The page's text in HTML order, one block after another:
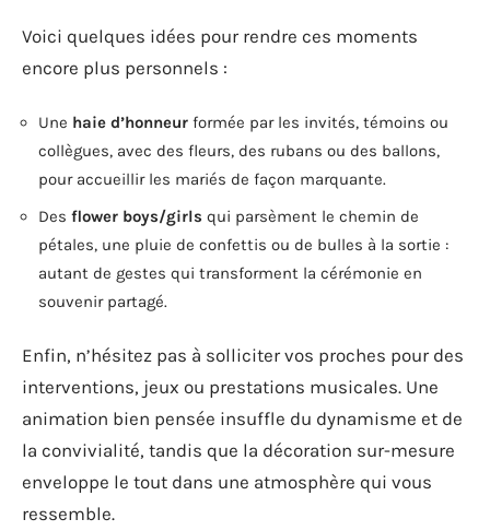
Voici quelques idées pour rendre ces moments
encore plus personnels :
Une haie d’honneur formée par les invités, témoins ou
collègues, avec des fleurs, des rubans ou des ballons,
pour accueillir les mariés de façon marquante.
Des flower boys/girls qui parsèment le chemin de
pétales, une pluie de confettis ou de bulles à la sortie :
autant de gestes qui transforment la cérémonie en
souvenir partagé.
Enfin, n’hésitez pas à solliciter vos proches pour des
interventions, jeux ou prestations musicales. Une
animation bien pensée insuffle du dynamisme et de
la convivialité, tandis que la décoration sur-mesure
enveloppe le tout dans une atmosphère qui vous
ressemble.